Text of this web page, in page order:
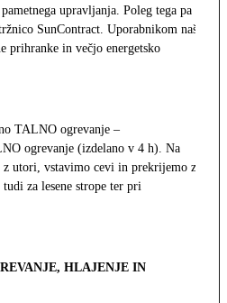
upravljanja. Poleg tega pa
SunContract. Uporabnikom naša
prihranke in večjo energetsko
TALNO ogrevanje –
ogrevanje (izdelano v 4 h). Na
utori, vstavimo cevi in prekrijemo z
za lesene strope ter pri
HLAJENJE IN